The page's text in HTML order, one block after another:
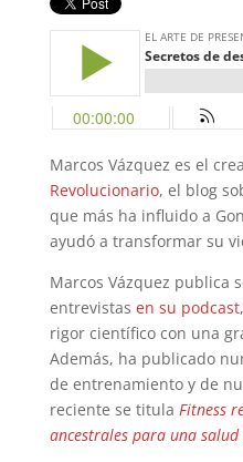
Marcos Vázquez es el
Revolucionario, el blog
que más ha influido a
ayudó a transformar su
Marcos Vázquez publica
entrevistas en su podcast
rigor científico con una
Además, ha publicado
de entrenamiento y de
reciente se titula Fitness
ancestrales para una salud